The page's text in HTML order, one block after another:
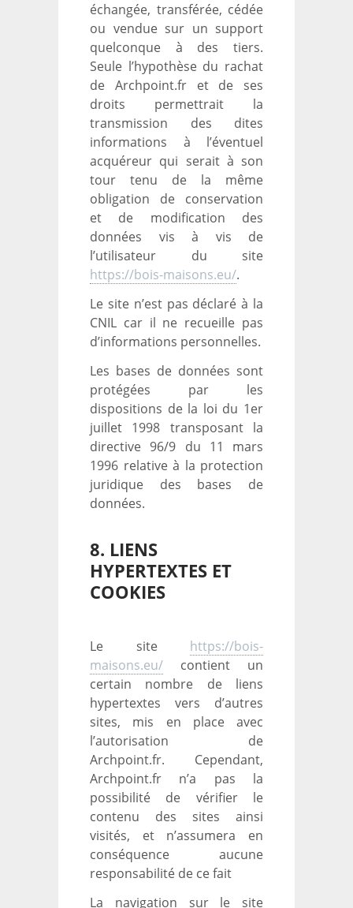
échangée, transférée, cédée
ou vendue sur un support
quelconque à des tiers.
Seule l’hypothèse du rachat
de Archpoint.fr et de ses
droits permettrait la
transmission des dites
informations à l’éventuel
acquéreur qui serait à son
tour tenu de la même
obligation de conservation
et de modification des
données vis à vis de
l’utilisateur du site
https://bois-maisons.eu/.
Le site n’est pas déclaré à la
CNIL car il ne recueille pas
d’informations personnelles.
Les bases de données sont
protégées par les
dispositions de la loi du 1er
juillet 1998 transposant la
directive 96/9 du 11 mars
1996 relative à la protection
juridique des bases de
données.
8. LIENS
HYPERTEXTES ET
COOKIES
Le site https://bois-
maisons.eu/ contient un
certain nombre de liens
hypertextes vers d’autres
sites, mis en place avec
l’autorisation de
Archpoint.fr. Cependant,
Archpoint.fr n’a pas la
possibilité de vérifier le
contenu des sites ainsi
visités, et n’assumera en
conséquence aucune
responsabilité de ce fait
La navigation sur le site